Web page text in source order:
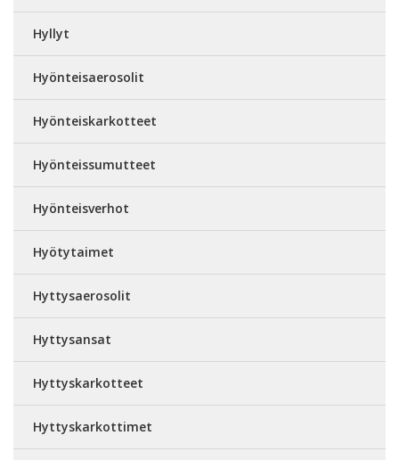
Hyllyt
Hyönteisaerosolit
Hyönteiskarkotteet
Hyönteissumutteet
Hyönteisverhot
Hyötytaimet
Hyttysaerosolit
Hyttysansat
Hyttyskarkotteet
Hyttyskarkottimet